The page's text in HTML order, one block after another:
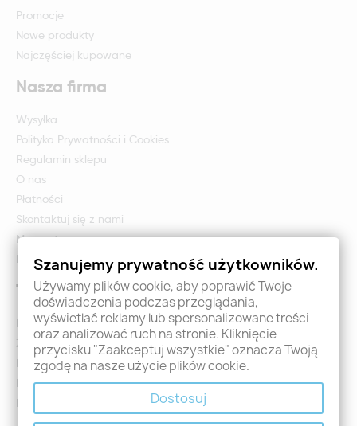
Promocje
Nowe produkty
Najczęściej kupowane
Nasza firma
Wysyłka
Polityka Prywatności i Cookies
Regulamin sklepu
O nas
Płatności
Skontaktuj się z nami
Mapa strony
Formularz zwrotu i reklamacji
Twoje konto
Logowanie
Załóż konto - Rejestracja
Moje zamówienia
Promocje
Nowości
Szanujemy prywatność użytkowników.
Używamy plików cookie, aby poprawić Twoje
doświadczenia podczas przeglądania,
wyświetlać reklamy lub spersonalizowane treści
oraz analizować ruch na stronie. Kliknięcie
przycisku "Zaakceptuj wszystkie" oznacza Twoją
zgodę na nasze użycie plików cookie.
Dostosuj